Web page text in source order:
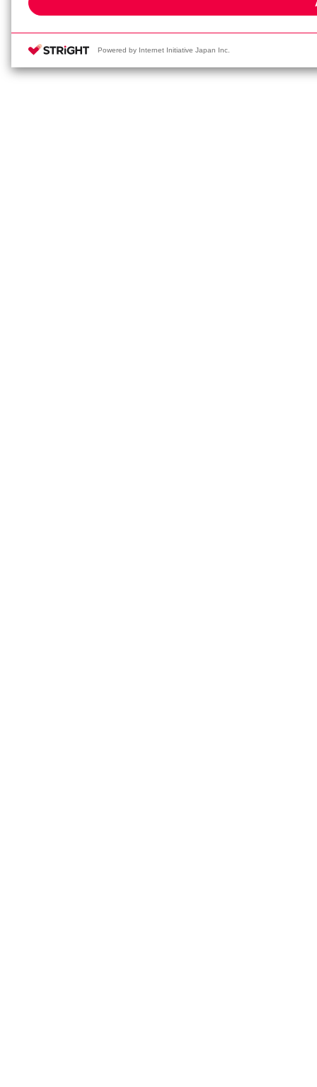
services. Please click [Cookie
Powered by Internet Initiative Japan Inc.